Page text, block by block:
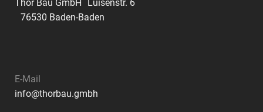
Thor Bau GmbH Luisenstr. 6
76530 Baden-Baden
E-Mail
info@thorbau.gmbh